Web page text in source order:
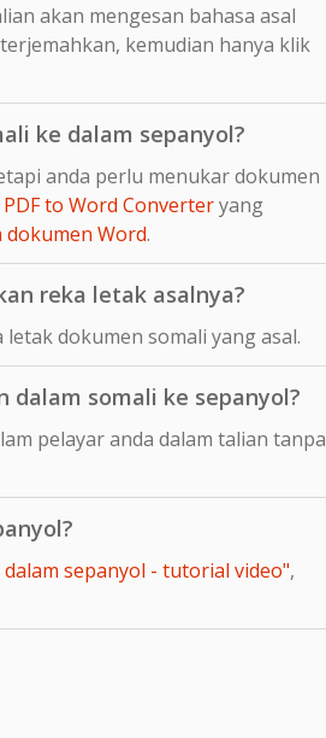
akan mengesan bahasa asal
kemudian hanya klik
ke dalam sepanyol?
anda perlu menukar dokumen
PDF to Word Converteryang
dokumen Word.
reka letak asalnya?
dokumen somali yang asal.
dalam somali ke sepanyol?
pelayar anda dalam talian tanpa
sepanyol - tutorial video",